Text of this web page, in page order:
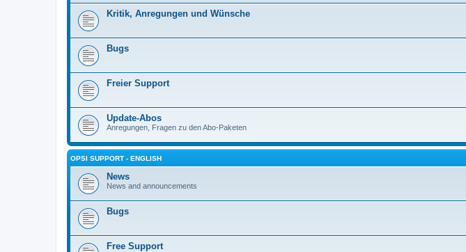
Kritik, Anregungen und Wünsche
Bugs
Freier Support
Update-Abos
Anregungen, Fragen zu den Abo-Paketen
OPSI SUPPORT - ENGLISH
News
News and announcements
Bugs
Free Support